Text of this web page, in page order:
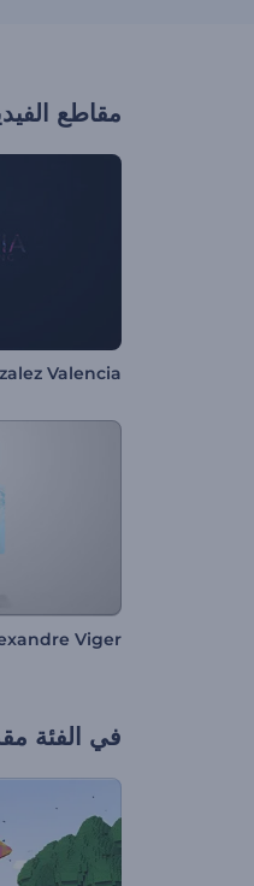
مقاطع
Valencia
Viger
في الفئة